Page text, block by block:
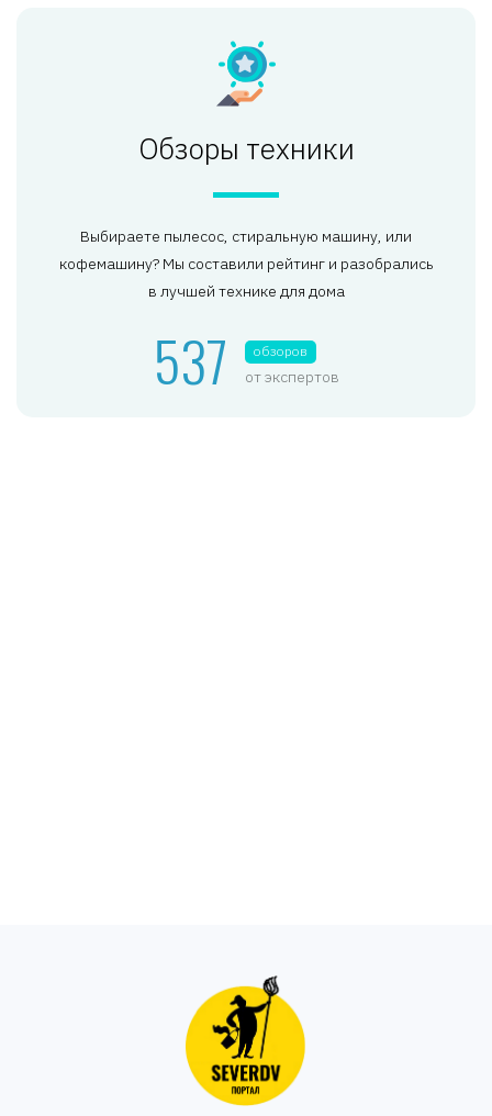
Обзоры техники
Выбираете пылесос, стиральную машину, или
кофемашину? Мы составили рейтинг и разобрались
в лучшей технике для дома
537 обзоров
от экспертов